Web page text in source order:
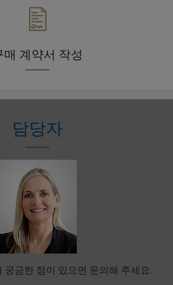
매 계약서 작성
담당자
궁금한 점이 있으면 문의해 주세요.